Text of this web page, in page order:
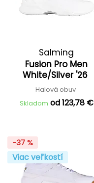
Salming
Fusion Pro Men
White/Silver '26
Halová obuv
Skladom od 123,78 €
-37 %
Viac veľkostí